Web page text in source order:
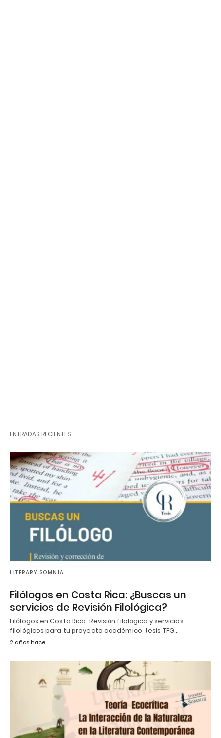
ENTRADAS RECIENTES
LITERARY SOMNIA
Filólogos en Costa Rica: ¿Buscas un
servicios de Revisión Filológica?
Filólogos en Costa Rica: Revisión filológica y servicios
filológicos para tu proyecto académico, tesis TFG…
2 años hace